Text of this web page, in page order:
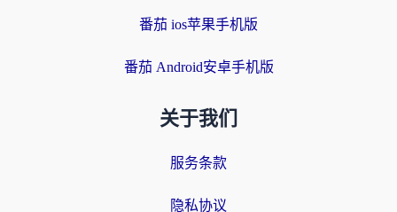
番茄 ios苹果手机版
番茄 Android安卓手机版
关于我们
服务条款
隐私协议